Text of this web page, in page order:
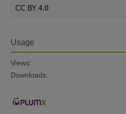
CC BY 4.0
Usage
Views:
Downloads: